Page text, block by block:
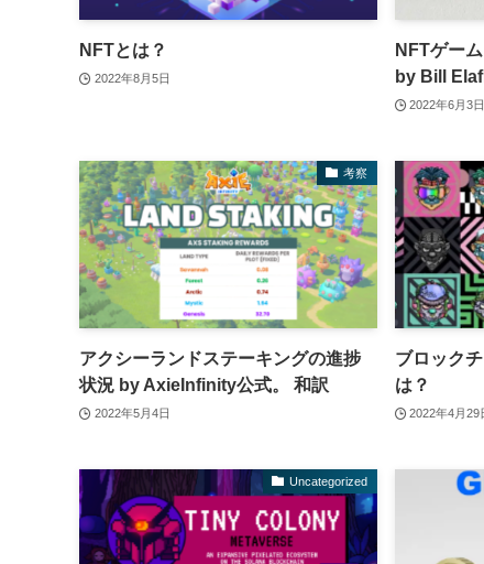
NFTとは？
2022年8月5日
NFTゲー
by Bill
2022年6月3日
考察
アクシーランドステーキングの進捗
状況 by AxieInfinity公式。 和訳
2022年5月4日
ブロック
は？
2022年4月29
Uncategorized